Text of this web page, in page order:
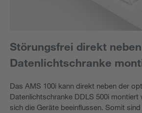
Störungsfrei direkt
Datenlichtschranke
Das AMS 100i kann direkt neben der
Datenlichtschranke DDLS 500i montiert
sich die Geräte beeinflussen. Somit